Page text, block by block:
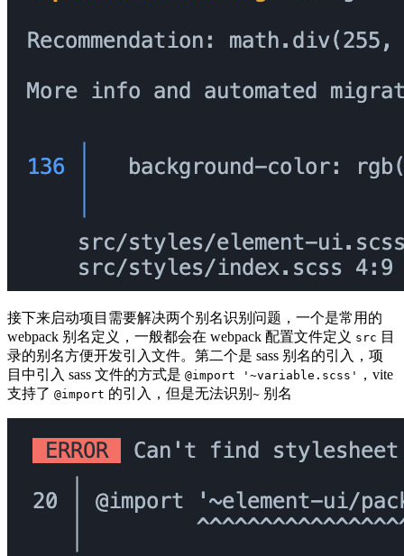
接下来启动项目需要解决两个别名识别问题，一个是常用的
webpack 别名定义，一般都会在 webpack 配置文件定义 src 目
录的别名方便开发引入文件。第二个是 sass 别名的引入，项
目中引入 sass 文件的方式是 @import '~variable.scss'
，vite
支持了 @import 的引入，但是无法识别 ~ 别名